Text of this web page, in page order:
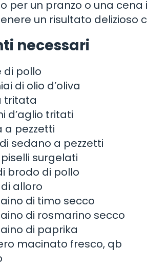
per un pranzo o una
un risultato
necessari
di pollo
di olio d’oliva
tritata
d’aglio tritati
a pezzetti
sedano a pezzetti
surgelati
brodo di pollo
alloro
di timo secco
di rosmarino secco
di paprika
macinato fresco, qb